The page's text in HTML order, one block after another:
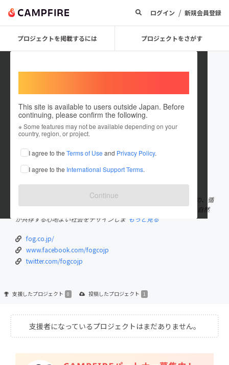
ログイン / 新規会員登録
プロジェクトを掲載するには プロジェクトをさがす
This site is available to users outside Japan. Before
continuing, please confirm the following.
※ Some features may not be available depending on your
country, region, or project.
I agree to the Terms of Use and Privacy Policy.
I agree to the International Support Terms.
Continue
fog inc
これまでに1件のプロジェクトを投稿しています
在住国：日本 現在地：東京都
出身国：日本 出身地：未設定
循環をつくる "（ ）"をつくります。 自然と社会とコミュニティの、循
環と再生を構築するデザインファーム。 fogは事業を通して、人と自然
が共存する心地よい社会をデザインしま もっと見る
fog.co.jp/
www.facebook.com/fogcojp
twitter.com/fogcojp
支援したプロジェクト 0 投稿したプロジェクト 1
支援者になっているプロジェクトはまだありません。